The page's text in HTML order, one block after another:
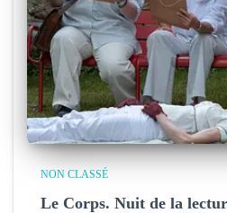
NON CLASSÉ
Le Corps. Nuit de la